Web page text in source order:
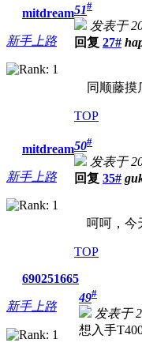
mitdream
新手上路
51#
发表于
回复 27#
同顺藤摸
TOP
mitdream
新手上路
50#
发表于
回复 35#
呵呵，今
TOP
690251665
新手上路
49#
发表于
想入手